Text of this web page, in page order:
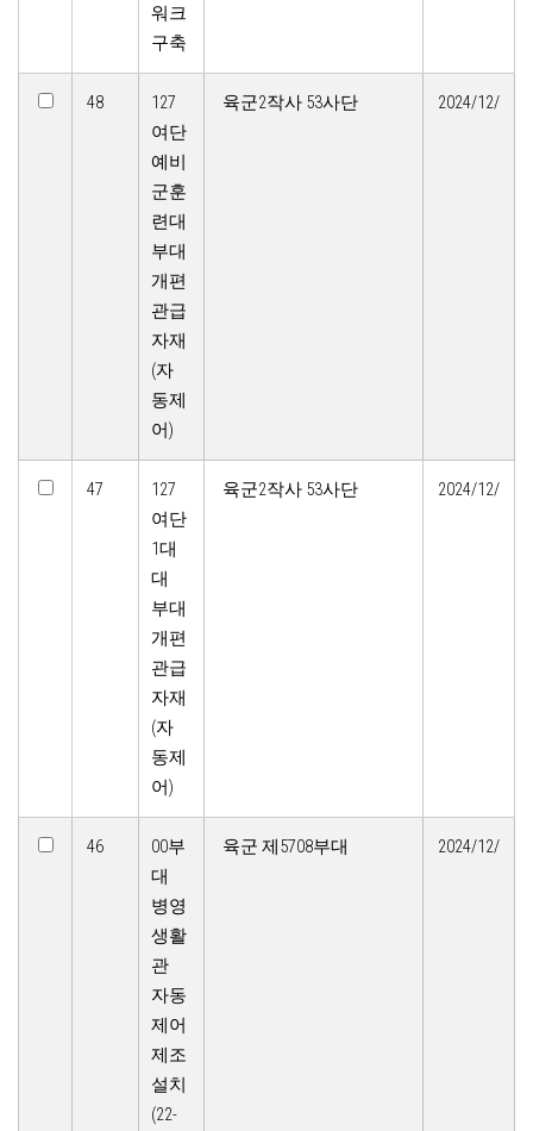
워크
구축
48
127
여단
예비
군훈
련대
부대
개편
관급
자재
(자
동제
어)
육군2작사 53사단 2024/12/
47
127
여단
1대
대
부대
개편
관급
자재
(자
동제
어)
육군2작사 53사단 2024/12/
46
00부
대
병영
생활
관
자동
제어
제조
설치
(22-
육군 제5708부대 2024/12/